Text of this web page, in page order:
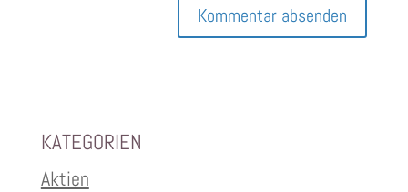
KATEGORIEN
Aktien